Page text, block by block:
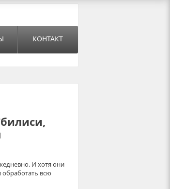
КОНТАКТ
И хотя они
всю